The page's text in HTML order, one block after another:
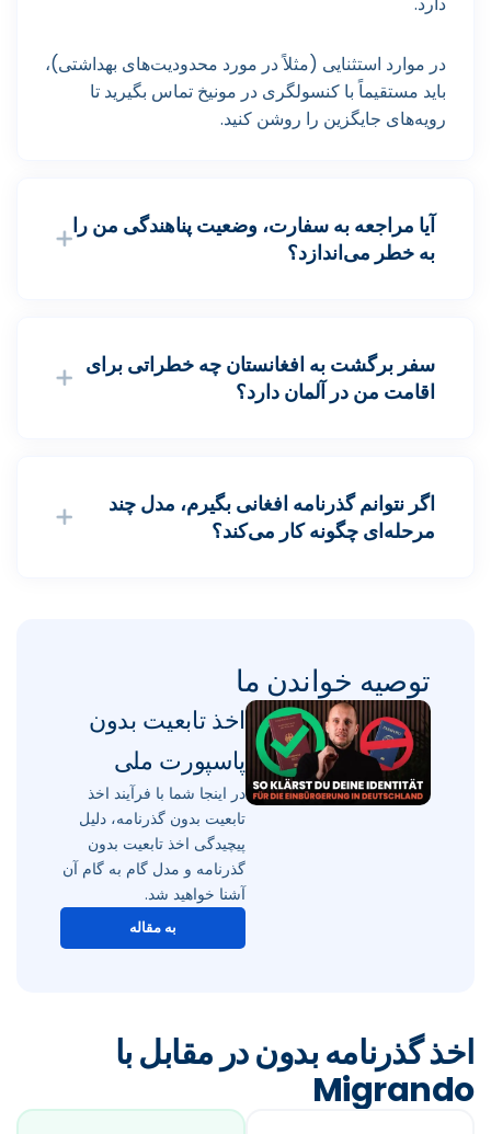
در موارد استثنایی (مثلاً در مورد محدودیت‌های بهداشتی)،
باید مستقیماً با کنسولگری در مونیخ تماس بگیرید تا
رویه‌های جایگزین را روشن کنید.
آیا مراجعه به سفارت، وضعیت پناهندگی من را
به خطر می‌اندازد؟
سفر برگشت به افغانستان چه خطراتی برای
اقامت من در آلمان دارد؟
اگر نتوانم گذرنامه افغانی بگیرم، مدل چند
مرحله‌ای چگونه کار می‌کند؟
توصیه خواندن ما
اخذ تابعیت بدون
پاسپورت ملی
در اینجا شما با فرآیند اخذ
تابعیت بدون گذرنامه، دلیل
پیچیدگی اخذ تابعیت بدون
گذرنامه و مدل گام به گام آن
آشنا خواهید شد.
به مقاله
اخذ گذرنامه بدون در مقابل با
Migrando